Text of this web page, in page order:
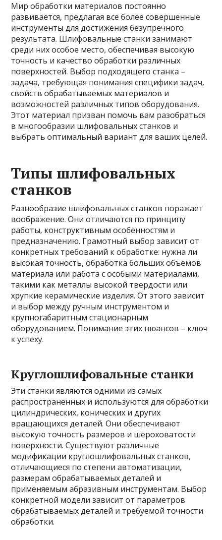
Мир обработки материалов постоянно
развивается, предлагая все более совершенные
инструменты для достижения безупречного
результата. Шлифовальные станки занимают
среди них особое место, обеспечивая высокую
точность и качество обработки различных
поверхностей. Выбор подходящего станка –
задача, требующая понимания специфики задач,
свойств обрабатываемых материалов и
возможностей различных типов оборудования.
Этот материал призван помочь вам разобраться
в многообразии шлифовальных станков и
выбрать оптимальный вариант для ваших целей.
Типы шлифовальных
станков
Разнообразие шлифовальных станков поражает
воображение. Они отличаются по принципу
работы, конструктивным особенностям и
предназначению. Грамотный выбор зависит от
конкретных требований к обработке: нужна ли
высокая точность, обработка больших объемов
материала или работа с особыми материалами,
такими как металлы высокой твердости или
хрупкие керамические изделия. От этого зависит
и выбор между ручным инструментом и
крупногабаритным стационарным
оборудованием. Понимание этих нюансов – ключ
к успеху.
Круглошлифовальные станки
Эти станки являются одними из самых
распространенных и используются для обработки
цилиндрических, конических и других
вращающихся деталей. Они обеспечивают
высокую точность размеров и шероховатости
поверхности. Существуют различные
модификации круглошлифовальных станков,
отличающиеся по степени автоматизации,
размерам обрабатываемых деталей и
применяемым абразивным инструментам. Выбор
конкретной модели зависит от параметров
обрабатываемых деталей и требуемой точности
обработки.